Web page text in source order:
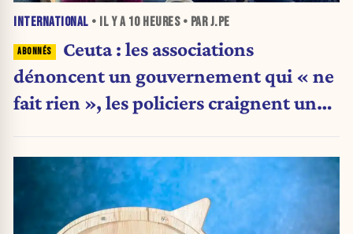
INTERNATIONAL • IL Y A 10 HEURES• PAR J.PE
Ceuta : les associations
dénoncent un gouvernement qui « ne
fait rien », les policiers craignent une